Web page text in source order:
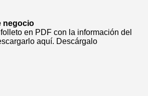
negocio
en PDF con la información del
aquí. Descárgalo